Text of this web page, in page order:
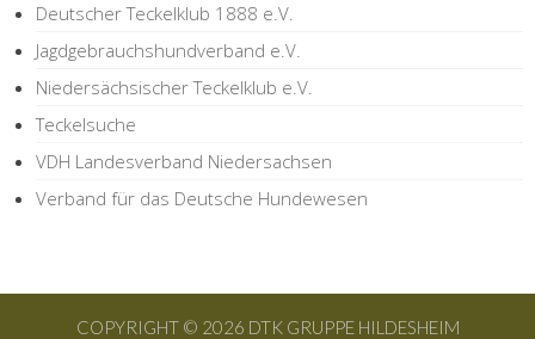
Deutscher Teckelklub 1888 e.V.
Jagdgebrauchshundverband e.V.
Niedersächsischer Teckelklub e.V.
Teckelsuche
VDH Landesverband Niedersachsen
Verband für das Deutsche Hundewesen
COPYRIGHT © 2026 DTK GRUPPE HILDESHEIM